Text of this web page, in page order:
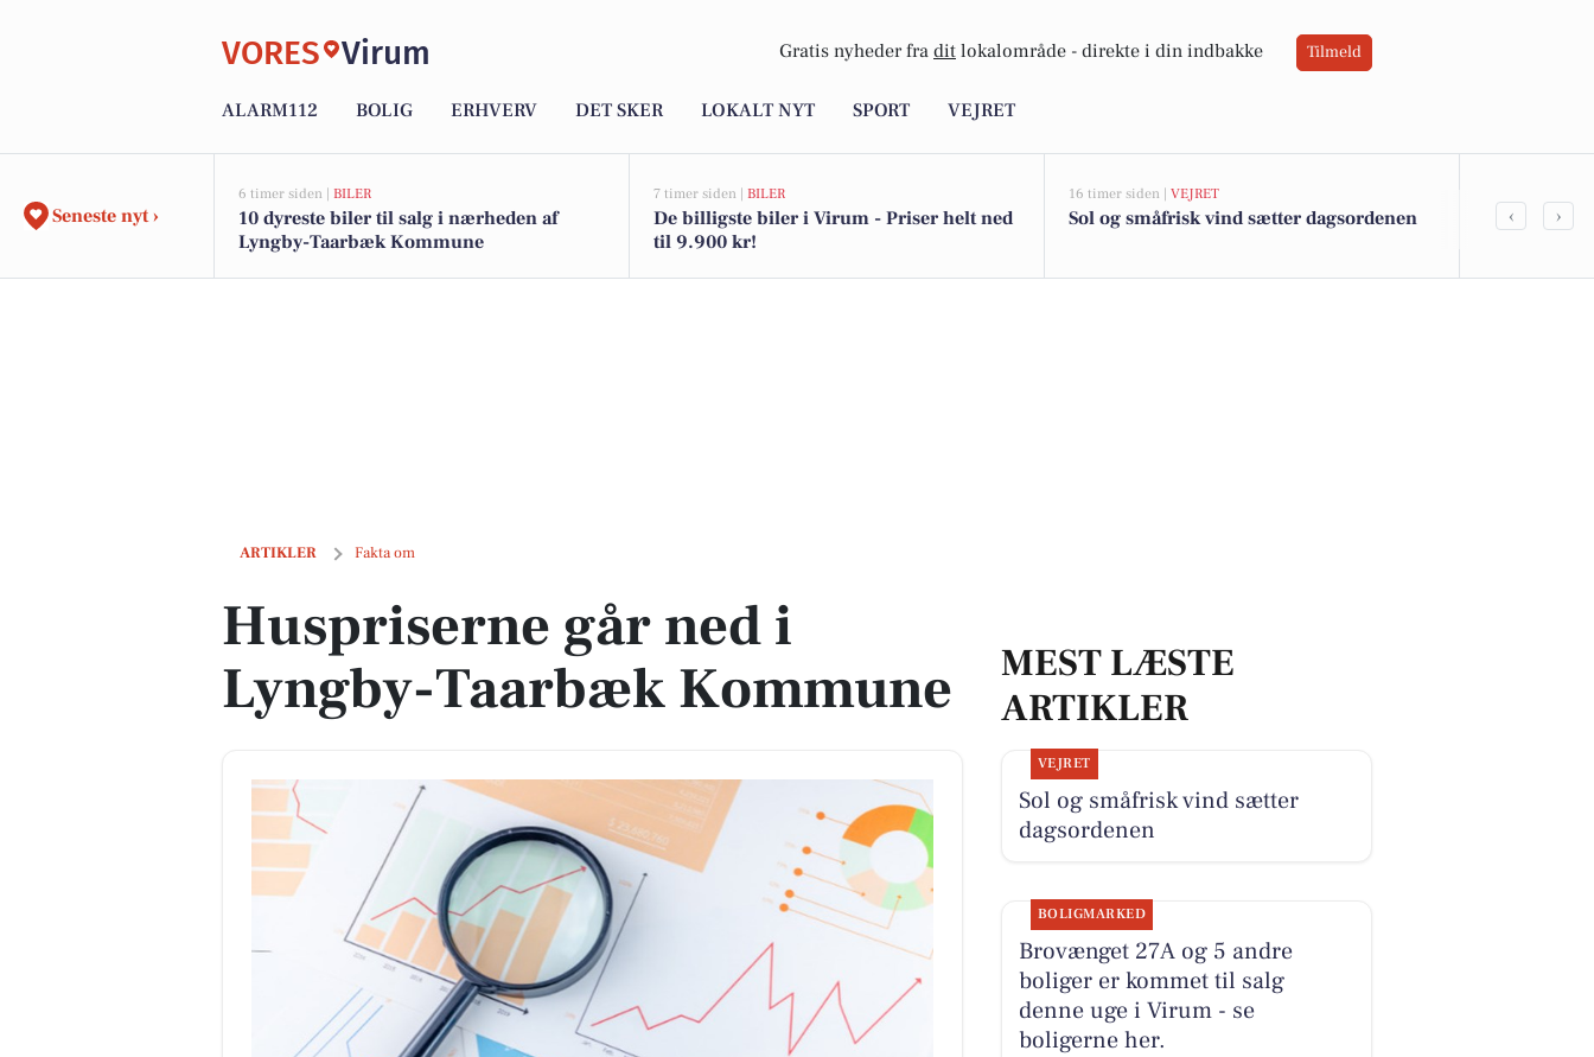
VORES Virum Gratis nyheder fra dit lokalområde - direkte i din indbakke Tilmeld
ALARM112 BOLIG ERHVERV DET SKER LOKALT NYT SPORT VEJRET
Seneste nyt ›
6 timer siden | BILER
10 dyreste biler til salg i nærheden af
Lyngby-Taarbæk Kommune
7 timer siden | BILER
De billigste biler i Virum - Priser helt ned
til 9.900 kr!
16 timer siden | VEJRET
Sol og småfrisk vind sætter dagsordenen
Top 6 over
‹ ›
ARTIKLER Fakta om
Huspriserne går ned i Lyngby-Taarbæk Kommune
Huspriserne går ned i
Lyngby-Taarbæk Kommune
MEST LÆSTE
ARTIKLER
VEJRET
Sol og småfrisk vind sætter
dagsordenen
BOLIGMARKED
Brovænget 27A og 5 andre
boliger er kommet til salg
denne uge i Virum - se
boligerne her.